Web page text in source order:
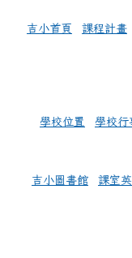
吉小首頁 課程計畫
學校位置 學校行
吉小圖書館 課室